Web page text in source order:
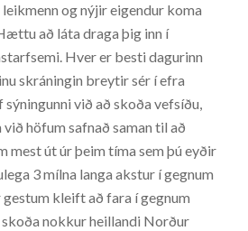
og nýjir eigendur koma
að láta draga þig inn í
Hver er besti dagurinn
skráningin breytir sér í efra
við að skoða vefsíðu,
höfum safnað saman til að
mest út úr þeim tíma sem þú eyðir
3 mílna langa akstur í gegnum
kleift að fara í gegnum
nokkur heillandi Norður